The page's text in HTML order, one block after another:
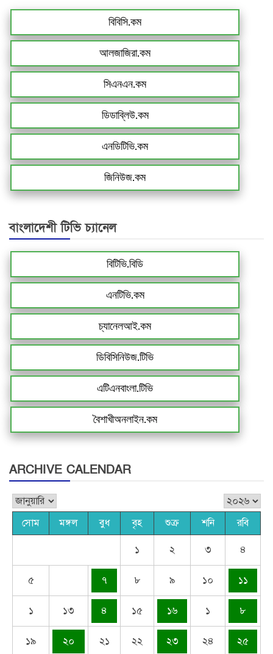
বিবিসি.কম
আলজাজিরা.কম
সিএনএন.কম
ডিডাব্লিউ.কম
এনডিটিভি.কম
জিনিউজ.কম
বাংলাদেশী টিভি চ্যানেল
বিটিভি.বিডি
এনটিভি.কম
চ্যানেলআই.কম
ডিবিসিনিউজ.টিভি
এটিএনবাংলা.টিভি
বৈশাখীঅনলাইন.কম
ARCHIVE CALENDAR
সোম মঙ্গল বুধ বৃহ শুক্র শনি রবি
১ ২ ৩ ৪
৫ ৭ ৮ ৯ ১০ ১১
১ ১৩ ৪ ১৫ ১৬ ১ ৮
১৯ ২০ ২১ ২২ ২৩ ২৪ ২৫